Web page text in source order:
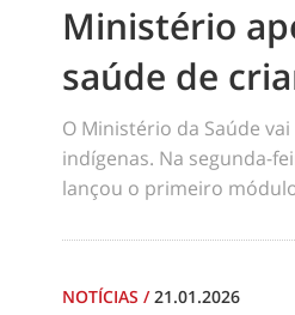
Ministério
saúde de
O Ministério da Saúde
indígenas. Na segunda-
lançou o primeiro
NOTÍCIAS /21.01.2026